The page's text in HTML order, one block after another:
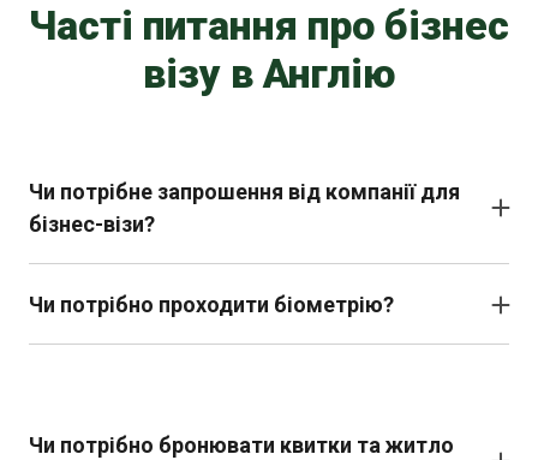
Часті питання про бізнес
візу в Англію
Чи потрібне запрошення від компанії для
бізнес-візи?
• Мета поїздки.
• Тривалість перебування.
Чи потрібно проходити біометрію?
Чи потрібно бронювати квитки та житло